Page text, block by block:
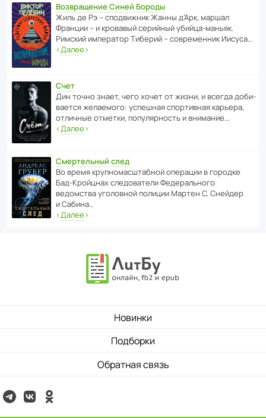
Возвращение Синей Бороды
Жиль де Рэ – спод­ви­жник Жанны д’Арк, маршал
Франции – и кровавый серийный убийца-маньяк.
Римский импе­ратор Тиберий – совре­менник Иисуса…
‹Далее›
Счет
Дин точно знает, чего хочет от жизни, и всегда доби­
ва­ется жела­е­мого: успе­шная спор­ти­вная карьера,
отли­чные отметки, попу­ля­р­ность и внимание…
‹Далее›
Смертельный след
Во время круп­но­мас­ш­та­бной операции в городке
Бад‑Крой­цнах следо­ва­тели Феде­раль­ного
ведомства уголо­вной полиции Мартен С. Снейдер
и Сабина…
‹Далее›
Новинки
Подборки
Обратная связь